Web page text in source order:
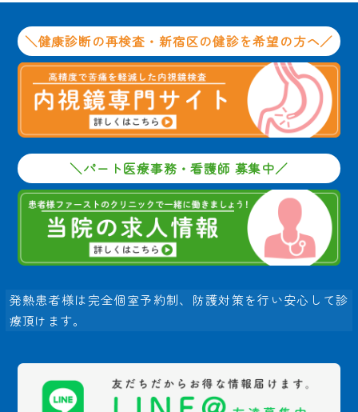
＼健康診断の再検査・新宿区の健診を希望の方へ／
＼パート医療事務・看護師 募集中／
発熱患者様は完全個室予約制、防護対策を行い安心して診
療頂けます。